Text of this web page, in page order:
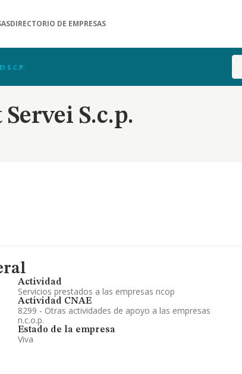
DIRECTORIO DE EMPRESAS
S.C.P.
S.c.p.
Actividad
Servicios prestados a las empresas ncop
Actividad CNAE
8299 - Otras actividades de apoyo a las empresas
n.c.o.p.
Estado de la empresa
Viva